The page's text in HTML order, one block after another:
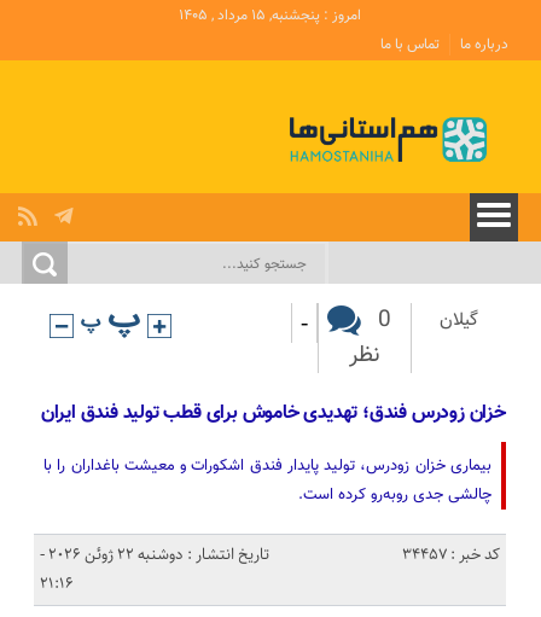
امروز : پنجشنبه, ۱۵ مرداد , ۱۴۰۵
درباره ما
تماس با ما
گیلان
0
نظر
-
خزان زودرس فندق؛ تهدیدی خاموش برای قطب تولید فندق ایران
بیماری خزان زودرس، تولید پایدار فندق اشکورات و معیشت باغداران را با
چالشی جدی روبه‌رو کرده است.
کد خبر : 34457
تاریخ انتشار : دوشنبه 22 ژوئن 2026 -
21:16